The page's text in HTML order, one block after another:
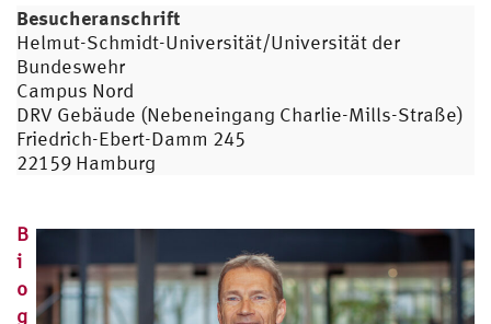
Besucheranschrift
Helmut-Schmidt-Universität/Universität der
Bundeswehr
Campus Nord
DRV Gebäude (Nebeneingang Charlie-Mills-Straße)
Friedrich-Ebert-Damm 245
22159 Hamburg
B
i
o
g